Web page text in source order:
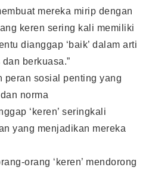
mereka mirip dengan
keren sering kali memiliki
dianggap ‘baik’ dalam arti
berkuasa.”
peran sosial penting yang
norma
‘keren’ seringkali
yang menjadikan mereka
orang ‘keren’ mendorong